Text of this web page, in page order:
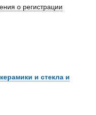
о регистрации
и стекла и